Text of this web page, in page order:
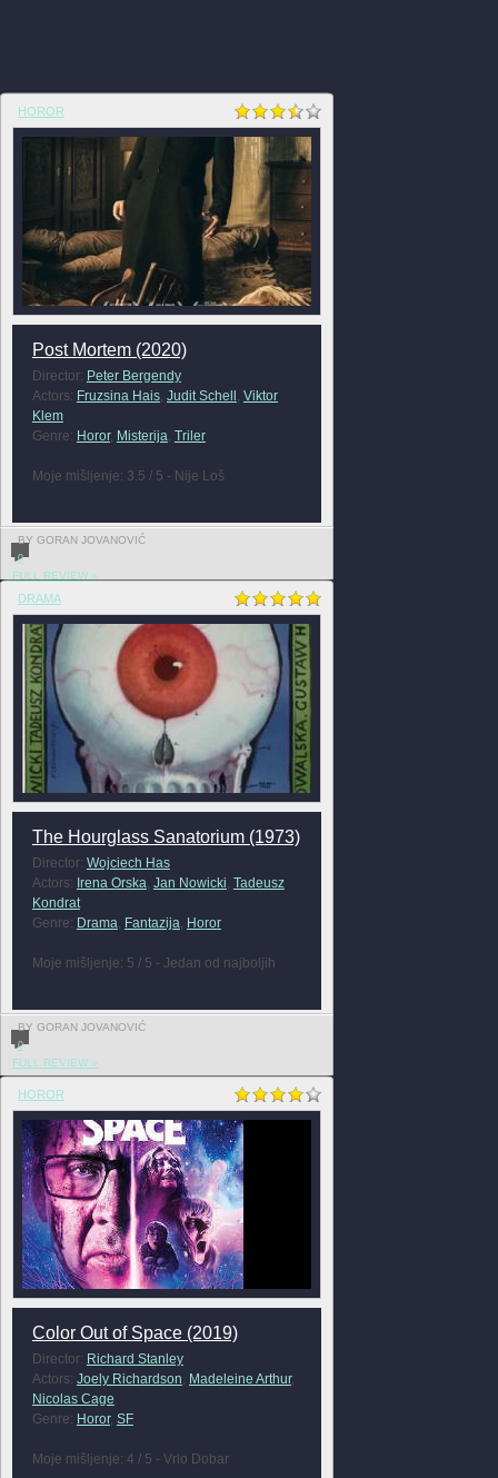
HOROR
Post Mortem (2020)
Director: Peter Bergendy
Actors: Fruzsina Hais, Judit Schell Viktor
Klem
Genre: Horor, Misterija Triler
Moje mišljenje: 3.5 / 5 - Nije Loš
BY GORAN JOVANOVIĆ
0
FULL REVIEW »
DRAMA
The Hourglass Sanatorium (1973)
Director: Wojciech Has
Actors: Irena Orska Jan Nowicki Tadeusz
Kondrat
Genre: Drama Fantazija Horor
Moje mišljenje: 5 / 5 - Jedan od najboljih
BY GORAN JOVANOVIĆ
0
FULL REVIEW »
HOROR
Color Out of Space (2019)
Director: Richard Stanley
Actors: Joely Richardson Madeleine Arthur,
Nicolas Cage
Genre: Horor, SF
Moje mišljenje: 4 / 5 - Vrlo Dobar